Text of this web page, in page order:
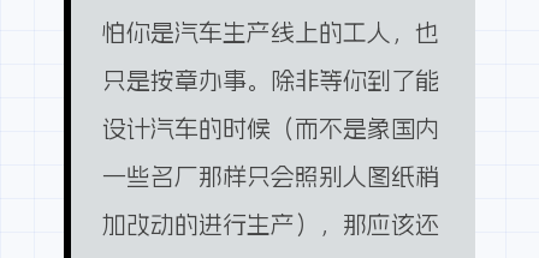
怕你是汽车生产线上的工人，也
只是按章办事。除非等你到了能
设计汽车的时候（而不是象国内
一些名厂那样只会照别人图纸稍
加改动的进行生产），那应该还